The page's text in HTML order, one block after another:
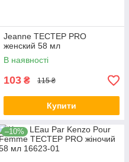
Jeanne ТЕСТЕР PRO
женский 58 мл
В наявності
103 ₴ 115 ₴
Купити
–10%